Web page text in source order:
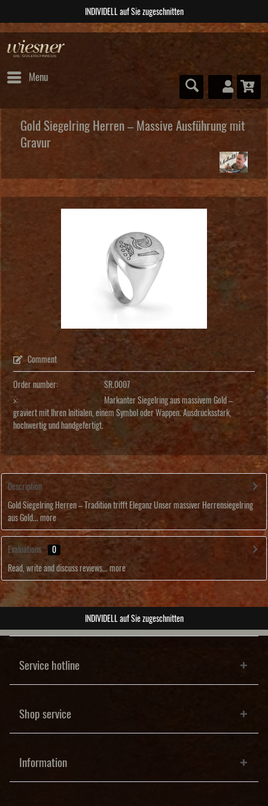
Menu
Gold Siegelring Herren – Massive Ausführung mit
Gravur
Comment
Order number:
SR.0007
>:
Markanter Siegelring aus massivem Gold –
graviert mit Ihren Initialen, einem Symbol oder Wappen. Ausdrucksstark,
hochwertig und handgefertigt.
Description
Gold Siegelring Herren – Tradition trifft Eleganz Unser massiver Herrensiegelring
aus Gold... more
Evaluations 0
Read, write and discuss reviews...more
Service hotline
Shop service
Information